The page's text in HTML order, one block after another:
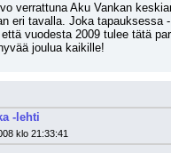
verrattuna Aku Vankan
eri tavalla. Joka tapauksessa
vuodesta 2009 tulee tätä
joulua kaikille!
-lehti
klo 21:33:41